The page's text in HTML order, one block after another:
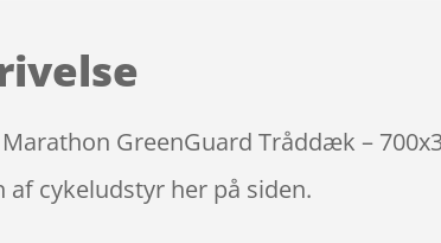
GreenGuard Tråddæk –
af cykeludstyr her på siden.